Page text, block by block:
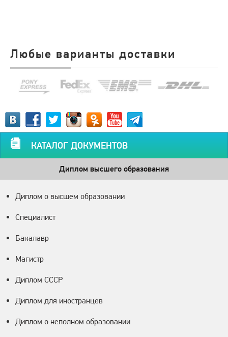
Любые варианты доставки
КАТАЛОГ ДОКУМЕНТОВ
Диплом высшего образования
Диплом о высшем образовании
Специалист
Бакалавр
Магистр
Диплом СССР
Диплом для иностранцев
Диплом о неполном образовании